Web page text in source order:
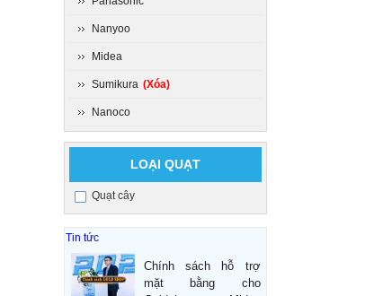
Nanyoo
Midea
Sumikura (Xóa)
Nanoco
LOẠI QUẠT
Quạt cây
Tin tức
Chính sách hỗ trợ
mặt bằng cho